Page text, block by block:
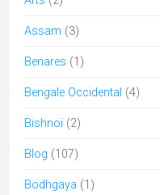
Assam (3)
Benares (1)
Bengale Occidental (4)
Bishnoï(2)
Blog (107)
Bodhgaya (1)